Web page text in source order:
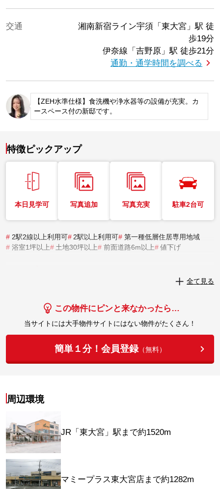
交通 湘南新宿ライン宇須「東大宮」駅 徒
歩19分
伊奈線「吉野原」駅 徒歩21分
通勤・通学時間を調べる
【ZEH水準仕様】食洗機や浄水器等の設備が充実。カ
ースペース付の新邸です。
特徴ピックアップ
本日見学可 写真追加 写真充実 駐車2台可
# 2駅2線以上利用可# 2駅以上利用可# 第一種低層住居専用地域
# 浴室1坪以上# 土地30坪以上# 前面道路6m以上# 値下げ
全て見る
この物件にピンと来なかったら…
当サイトには大手物件サイトにはない物件がたくさん！
簡単１分！会員登録（無料）
周辺環境
JR「東大宮」駅まで約1520m
マミープラス東大宮店まで約1282m